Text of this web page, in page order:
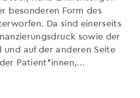
besonderen Form des
Da sind einerseits
sowie der
und auf der anderen Seite
Patient*innen,...